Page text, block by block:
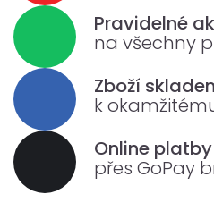
Pravidelné
na všechny
Zboží
k
Online platby
přes GoPay